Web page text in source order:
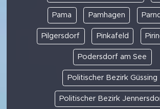
Pama Pamhagen
Pilgersdorf Pinkafeld
Podersdorf am See
Politischer Bezirk Güssing
Politischer Bezirk